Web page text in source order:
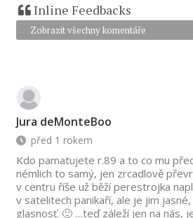
Inline Feedbacks
Zobrazit všechny komentáře
Jura deMonteBoo
před 1 rokem
Kdo pamatujete r.89 a to co mu
némlich to samý, jen zrcadlově
v centru říše už běží perestrojka
v satelitech panikaří, ale je jim jasné,
glasnosť. 🙂 …teď záleží jen na nás,